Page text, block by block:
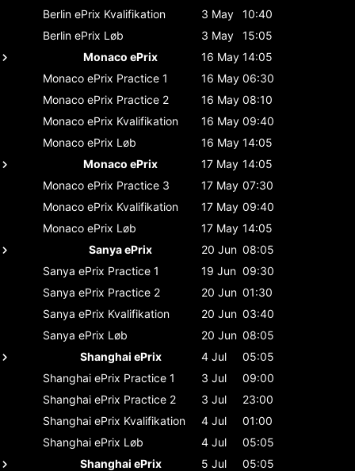
Berlin ePrix Kvalifikation 3 May
10:40
Berlin ePrix Løb 3 May
15:05
Monaco ePrix
16 May 14:05
Monaco ePrix Practice 1 16 May 06:30
Monaco ePrix Practice 2 16 May 08:10
Monaco ePrix Kvalifikation 16 May 09:40
Monaco ePrix Løb 16 May 14:05
Monaco ePrix
17 May 14:05
Monaco ePrix Practice 3 17 May 07:30
Monaco ePrix Kvalifikation 17 May 09:40
Monaco ePrix Løb 17 May 14:05
Sanya ePrix
20 Jun 08:05
Sanya ePrix Practice 1 19 Jun 09:30
Sanya ePrix Practice 2 20 Jun 01:30
Sanya ePrix Kvalifikation 20 Jun 03:40
Sanya ePrix Løb 20 Jun 08:05
Shanghai ePrix
4 Jul
05:05
Shanghai ePrix Practice 1 3 Jul
09:00
Shanghai ePrix Practice 2 3 Jul
23:00
Shanghai ePrix Kvalifikation 4 Jul
01:00
Shanghai ePrix Løb 4 Jul
05:05
Shanghai ePrix
5 Jul
05:05